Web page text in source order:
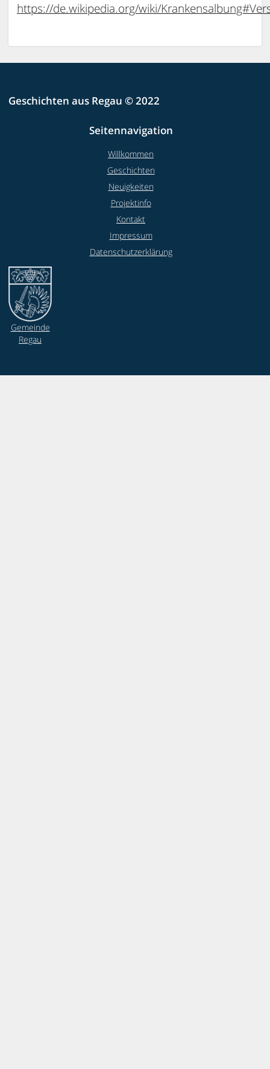
https://de.wikipedia.org/wiki/
Geschichten aus Regau © 2022
Seitennavigation
Willkommen
Geschichten
Neuigkeiten
Projektinfo
Kontakt
Impressum
Datenschutzerklärung
Gemeinde
Regau